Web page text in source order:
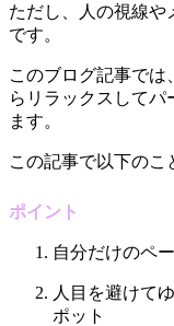
ただし、人の視線や
です。
このブログ記事で
らリラックスしてパ
ます。
この記事で以下のこ
ポイント
自分だけのペ
人目を避けて
ポット